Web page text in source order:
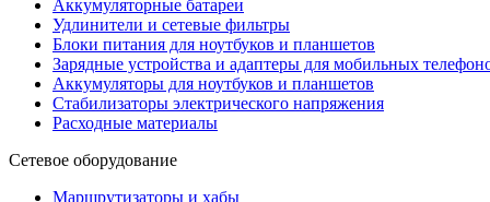
Аккумуляторные батареи
Удлинители и сетевые фильтры
Блоки питания для ноутбуков и планшетов
Зарядные устройства и адаптеры для мобильных
Аккумуляторы для ноутбуков и планшетов
Стабилизаторы электрического напряжения
Расходные материалы
Сетевое оборудование
Маршрутизаторы и хабы